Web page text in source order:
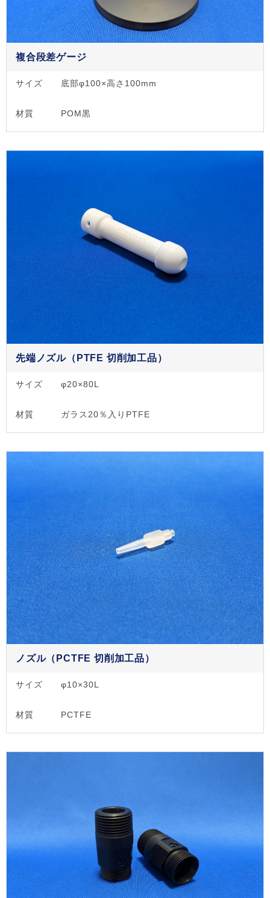
複合段差ゲージ
サイズ 底部φ100×高さ100mm
材質 POM黒
先端ノズル（PTFE 切削加工品）
サイズ φ20×80L
材質 ガラス20％入りPTFE
ノズル（PCTFE 切削加工品）
サイズ φ10×30L
材質 PCTFE